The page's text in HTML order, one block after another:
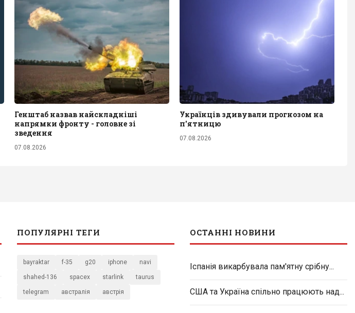
Генштаб назвав найскладніші
напрямки фронту - головне зі
зведення
07.08.2026
Українців здивували прогнозом на
п'ятницю
07.08.2026
ПОПУЛЯРНІ ТЕГИ
bayraktar f-35 g20 iphone navi
shahed-136 spacex starlink taurus
telegram австралія австрія
ОСТАННІ НОВИНИ
Іспанія викарбувала пам'ятну срібну...
США та Україна спільно працюють над...